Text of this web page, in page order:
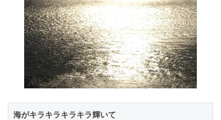
海がキラキラキラキラ輝いて